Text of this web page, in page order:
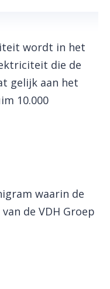
wordt in het
die de
gelijk aan het
10.000
waarin de
de VDH Groep